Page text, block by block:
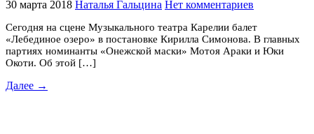
30 марта 2018 Наталья Гальцина Нет комментариев
Сегодня на сцене Музыкального театра Карелии балет
«Лебединое озеро» в постановке Кирилла Симонова. В главных
партиях номинанты «Онежской маски» Мотоя Араки и Юки
Окоти. Об этой […]
Далее →